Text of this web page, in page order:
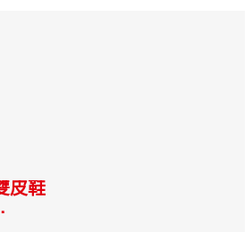
皮鞋